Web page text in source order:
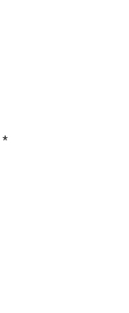
*Povinné